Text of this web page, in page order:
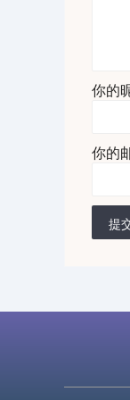
你的
你的
提